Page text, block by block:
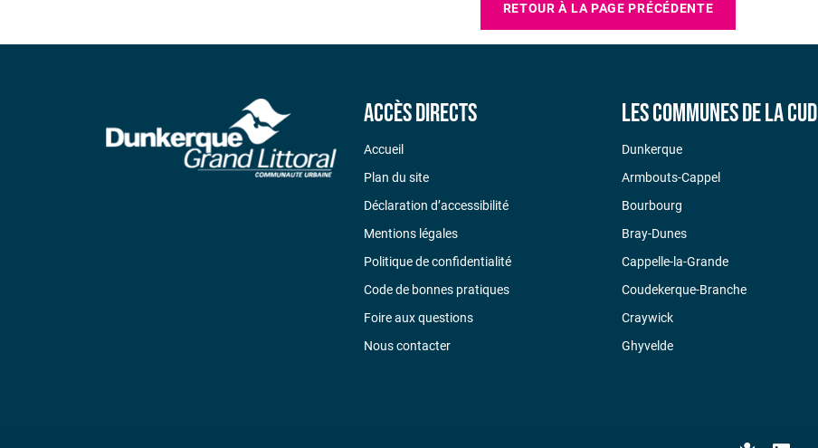
RETOUR À LA PAGE PRÉCÉDENTE
Accès directs
Accueil
Plan du site
Déclaration d’accessibilité
Mentions légales
Politique de confidentialité
Code de bonnes pratiques
Foire aux questions
Nous contacter
Les communes de la CUD
Dunkerque
Armbouts-Cappel
Bourbourg
Bray-Dunes
Cappelle-la-Grande
Coudekerque-Branche
Craywick
Ghyvelde